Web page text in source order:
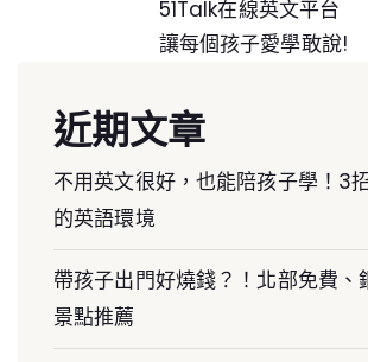
51Talk在線英文平台
讓每個孩子愛學敢說!
近期文章
不用英文很好，也能陪孩子學！3
的英語環境
帶孩子出門好燒錢？！北部免費、
景點推薦